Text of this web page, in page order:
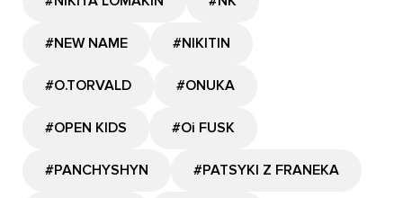
#NEW NAME #NIKITIN
#O.TORVALD #ONUKA
#OPEN KIDS #Oi FUSK
#PANCHYSHYN #PATSYKI Z FRANEKA